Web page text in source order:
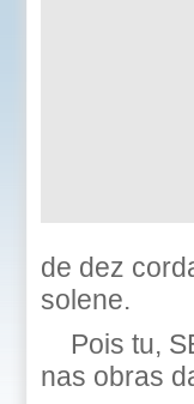
de dez
solene.
Pois tu,
nas obras